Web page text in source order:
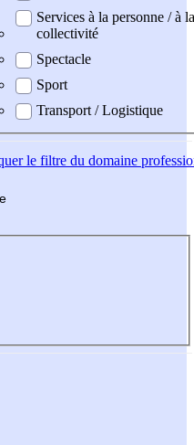
Services à la personne / à la
collectivité
Spectacle
Sport
Transport / Logistique
le filtre du domaine